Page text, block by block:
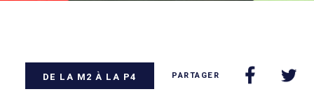
DE LA M2 À LA P4 PARTAGER